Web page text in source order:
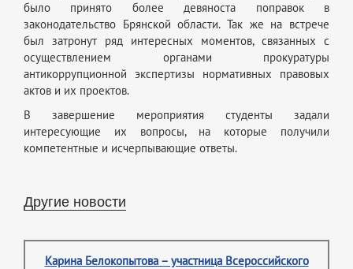
было принято более девяноста поправок в
законодательство Брянской области. Так же на встрече
был затронут ряд интересных моментов, связанных с
осуществлением органами прокуратуры
антикоррупционной экспертизы нормативных правовых
актов и их проектов.
В завершение мероприятия студенты задали
интересующие их вопросы, на которые получили
компетентные и исчерпывающие ответы.
Другие новости
Карина Белокопытова – участница Всероссийского